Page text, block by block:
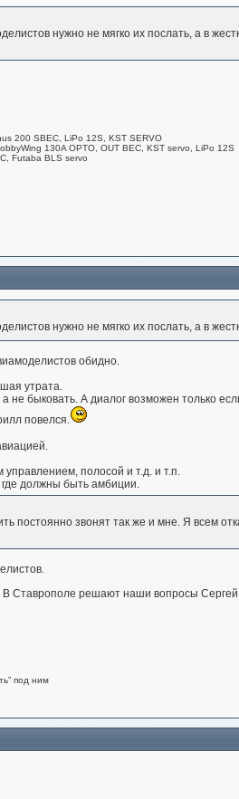
нужно не мягко их послать, а в
200 SBEC, LiPo 12S, KST SERVO
130A OPTO, OUT BEC, KST servo, LiPo 12S
Futaba BLS servo
нужно не мягко их послать, а в
обидно.
утрата.
не быковать. А диалог возможен только
повелся.
управлением, полосой и т.д. и т.п.
где должны быть амбиции.
постоянно звонят так же и мне. Я всем
В Ставрополе решают наши вопросы
под ним